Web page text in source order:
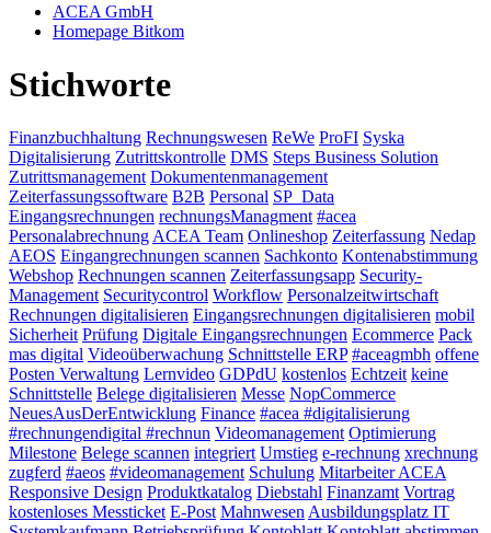
ACEA GmbH
Homepage Bitkom
Stichworte
Finanzbuchhaltung Rechnungswesen ReWe ProFI Syska
Digitalisierung Zutrittskontrolle DMS Steps Business Solution
Zutrittsmanagement Dokumentenmanagement
Zeiterfassungssoftware B2B Personal SP_Data
Eingangsrechnungen rechnungsManagment #acea
PersonalabrechnungACEA Team Onlineshop Zeiterfassung Nedap
AEOS Eingangrechnungen scannen Sachkonto Kontenabstimmung
Webshop Rechnungen scannen Zeiterfassungsapp Security-
Management Securitycontrol Workflow Personalzeitwirtschaft
Rechnungen digitalisieren Eingangsrechnungen digitalisieren mobil
Sicherheit Prüfung Digitale Eingangsrechnungen Ecommerce Pack
mas digital Videoüberwachung Schnittstelle ERP #aceagmbh offene
Posten Verwaltung Lernvideo GDPdU kostenlos Echtzeit keine
Schnittstelle Belege digitalisieren Messe NopCommerce
NeuesAusDerEntwicklung Finance #acea #digitalisierung
#rechnungendigital #rechnun Videomanagement Optimierung
Milestone Belege scannen integriert Umstieg e-rechnung xrechnung
zugferd #aeos #videomanagement Schulung Mitarbeiter ACEA
Responsive Design Produktkatalog Diebstahl Finanzamt Vortrag
kostenloses Messticket E-Post MahnwesenAusbildungsplatz IT